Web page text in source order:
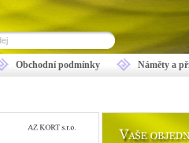
Obchodní podmínky
Náměty a